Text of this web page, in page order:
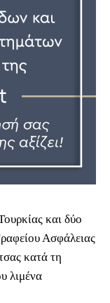
και δύο
Ασφάλειας
κατά τη
λιμένα